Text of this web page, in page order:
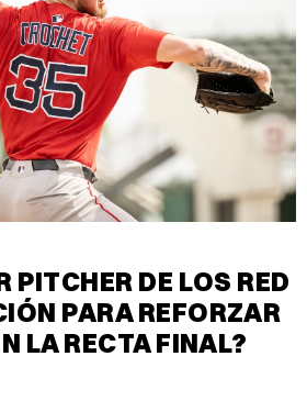
PITCHER DE LOS RED
PARA REFORZAR
LA RECTA FINAL?